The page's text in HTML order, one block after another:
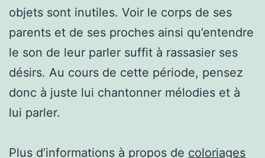
objets sont inutiles. Voir le corps de ses
parents et de ses proches ainsi qu’entendre
le son de leur parler suffit à rassasier ses
désirs. Au cours de cette période, pensez
donc à juste lui chantonner mélodies et à
lui parler.
Plus d’informations à propos de coloriages